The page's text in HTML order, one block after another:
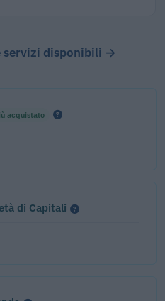
servizi disponibili →
acquistato
di Capitali